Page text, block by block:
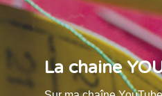
La chaine